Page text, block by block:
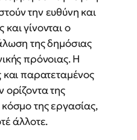
την ευθύνη και
γίνονται ο
της δημόσιας
πρόνοιας. Η
και παρατεταμένος
της
της εργασίας,
άλλοτε.